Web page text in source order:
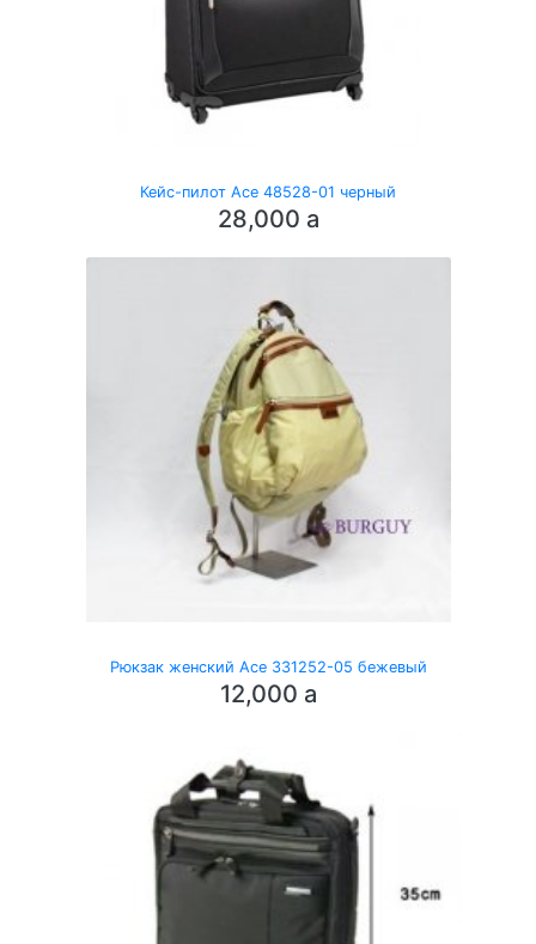
Кейс-пилот Ace 48528-01 черный
28,000 a
Рюкзак женский Ace 331252-05 бежевый
12,000 a